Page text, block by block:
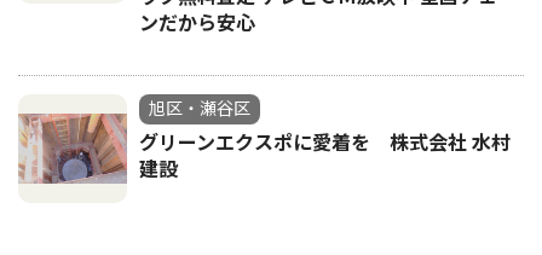
ンだから安心
旭区・瀬谷区
グリーンエクスポに愛着を 株式会社 水村
建設